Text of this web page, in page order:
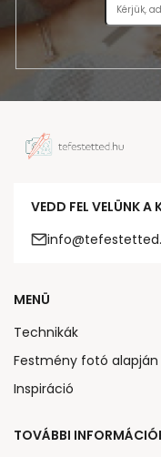
VEDD FEL VELÜNK
MENÜ
Technikák
Festmény fotó alapján
Inspiráció
TOVÁBBI